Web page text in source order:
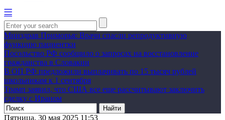
Минздрав Приморья: Врачи спасли репродуктивную
функцию пациентки
Посольство РФ сообщило о запросах на восстановление
гражданства в Словакии
В ОП РФ предложили выплачивать по 15 тысяч рублей
школьникам к 1 сентября
Трамп заявил, что США все еще рассчитывают заключить
сделку с Ираном
Пятница, 30 мая 2025 11:53